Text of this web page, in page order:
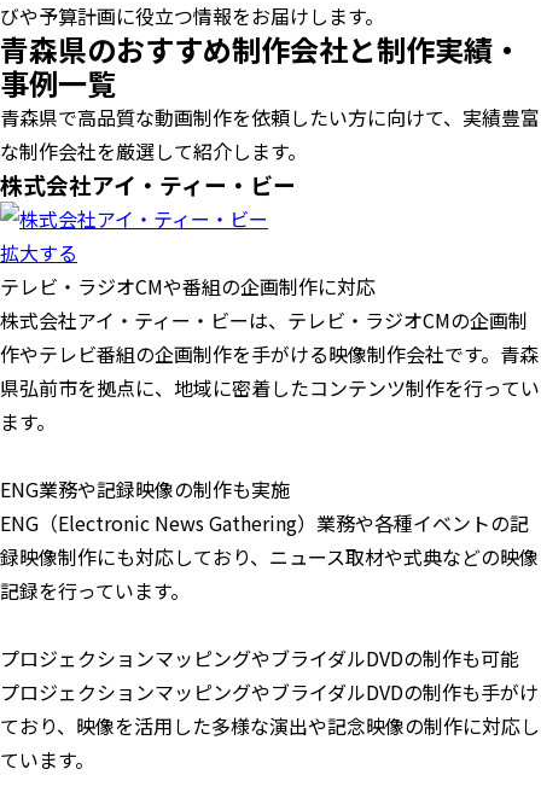
びや予算計画に役立つ情報をお届けします。
青森県のおすすめ制作会社と制作実績・
事例一覧
青森県で高品質な動画制作を依頼したい方に向けて、実績豊富
な制作会社を厳選して紹介します。
株式会社アイ・ティー・ビー
拡大する
テレビ・ラジオCMや番組の企画制作に対応
株式会社アイ・ティー・ビーは、テレビ・ラジオCMの企画制
作やテレビ番組の企画制作を手がける映像制作会社です。青森
県弘前市を拠点に、地域に密着したコンテンツ制作を行ってい
ます。
ENG業務や記録映像の制作も実施
ENG（Electronic News Gathering）業務や各種イベントの記
録映像制作にも対応しており、ニュース取材や式典などの映像
記録を行っています。
プロジェクションマッピングやブライダルDVDの制作も可能
プロジェクションマッピングやブライダルDVDの制作も手がけ
ており、映像を活用した多様な演出や記念映像の制作に対応し
ています。